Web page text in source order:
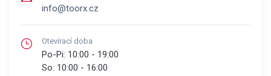
info@toorx.cz
Otevírací doba
Po-Pi: 10:00 - 19:00
So: 10:00 - 16:00